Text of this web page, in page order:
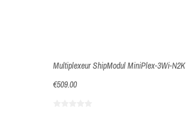
Multiplexeur ShipModul MiniPlex-3Wi-N2K
€509.00